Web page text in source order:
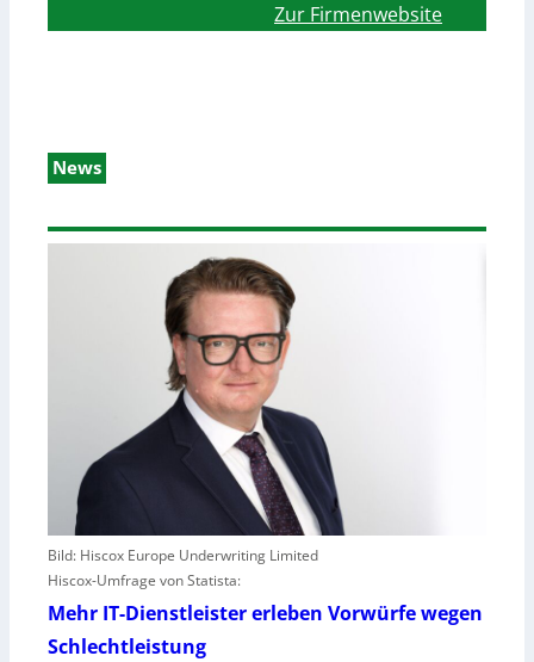
Zur Firmenwebsite
News
Bild: Hiscox Europe Underwriting Limited
Hiscox-Umfrage von Statista:
Mehr IT-Dienstleister erleben Vorwürfe wegen
Schlechtleistung